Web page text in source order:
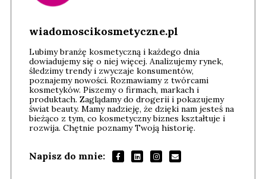
wiadomoscikosmetyczne.pl
Lubimy branżę kosmetyczną i każdego dnia
dowiadujemy się o niej więcej. Analizujemy rynek,
śledzimy trendy i zwyczaje konsumentów,
poznajemy nowości. Rozmawiamy z twórcami
kosmetyków. Piszemy o firmach, markach i
produktach. Zaglądamy do drogerii i pokazujemy
świat beauty. Mamy nadzieję, że dzięki nam jesteś na
bieżąco z tym, co kosmetyczny biznes kształtuje i
rozwija. Chętnie poznamy Twoją historię.
Napisz do mnie: